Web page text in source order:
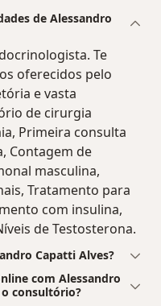
de Alessandro
Te
oferecidos pelo
e vasta
de cirurgia
Primeira consulta
Contagem de
masculina,
Tratamento para
com insulina,
de Testosterona.
Capatti Alves?
com Alessandro
consultório?